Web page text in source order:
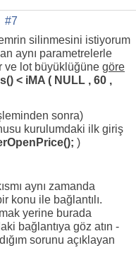
#7
silinmesini istiyorum
aynı parametrelerle
ve lot büyüklüğüne göre
< iMA ( NULL , 60 ,
sonra)
kurulumdaki ilk giriş
)
aynı zamanda
konu ile bağlantılı.
yerine burada
bağlantıya göz atın -
sorunu açıklayan